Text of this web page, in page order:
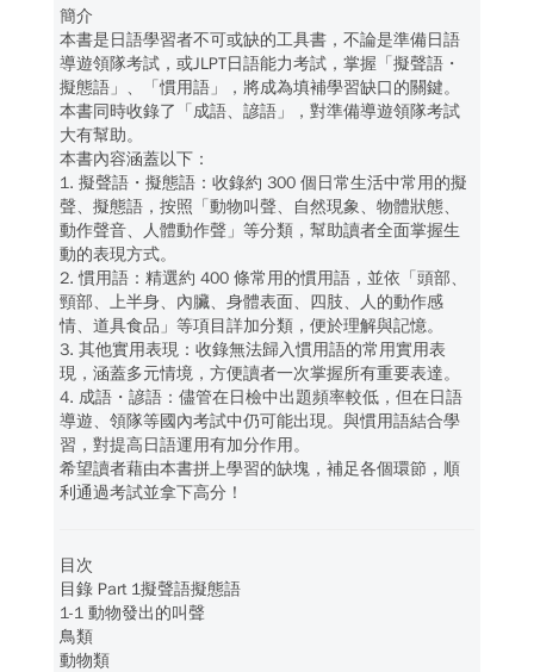
簡介
本書是日語學習者不可或缺的工具書，不論是準備日語
導遊領隊考試，或JLPT日語能力考試，掌握「擬聲語・
擬態語」、「慣用語」，將成為填補學習缺口的關鍵。
本書同時收錄了「成語、諺語」，對準備導遊領隊考試
大有幫助。
本書內容涵蓋以下：
1. 擬聲語・擬態語：收錄約 300 個日常生活中常用的擬
聲、擬態語，按照「動物叫聲、自然現象、物體狀態、
動作聲音、人體動作聲」等分類，幫助讀者全面掌握生
動的表現方式。
2. 慣用語：精選約 400 條常用的慣用語，並依「頭部、
頸部、上半身、內臟、身體表面、四肢、人的動作感
情、道具食品」等項目詳加分類，便於理解與記憶。
3. 其他實用表現：收錄無法歸入慣用語的常用實用表
現，涵蓋多元情境，方便讀者一次掌握所有重要表達。
4. 成語・諺語：儘管在日檢中出題頻率較低，但在日語
導遊、領隊等國內考試中仍可能出現。與慣用語結合學
習，對提高日語運用有加分作用。
希望讀者藉由本書拼上學習的缺塊，補足各個環節，順
利通過考試並拿下高分！
目次
目錄 Part 1擬聲語擬態語
1-1 動物發出的叫聲
鳥類
動物類